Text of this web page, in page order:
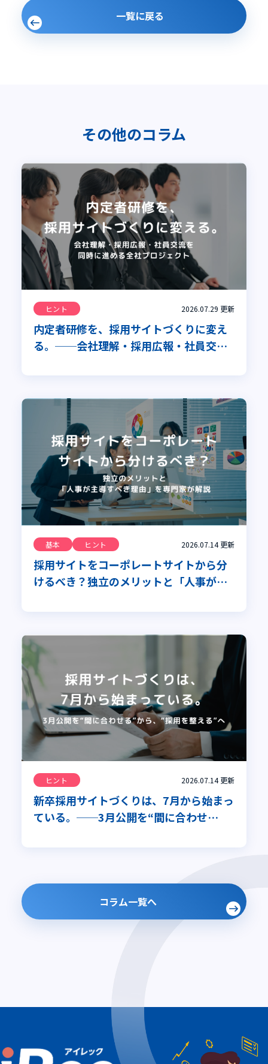
一覧に戻る
その他のコラム
ヒント 2026.07.29 更新
内定者研修を、採用サイトづくりに変え
る。──会社理解・採用広報・社員交流
基本 ヒント 2026.07.14更新
採用サイトをコーポレートサイトから分
けるべき？独立のメリットと「人事が主
ヒント 2026.07.14更新
新卒採用サイトづくりは、7月から始まっ
ている。──3月公開を“間に合わせ
コラム一覧へ